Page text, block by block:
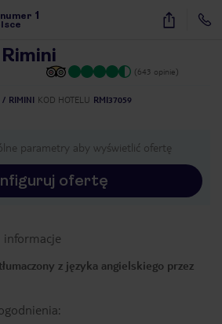
numer 1 46
(643 opinie)
RIMINI KOD HOTELU RMI37059
parametry aby wyświetlić ofertę
ofertę
informacje
z języka angielskiego przez